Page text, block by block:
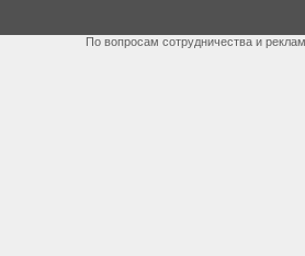
По вопросам сотрудничества и